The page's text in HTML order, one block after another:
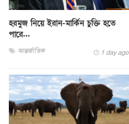
হরমুজ নিয়ে ইরান-মার্কিন চুক্তি হতে
পারে...
আন্তর্জাতিক 1 day ago